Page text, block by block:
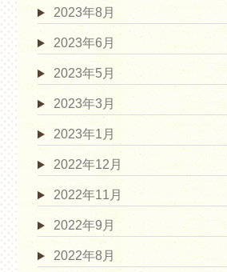
2023年8月
2023年6月
2023年5月
2023年3月
2023年1月
2022年12月
2022年11月
2022年9月
2022年8月